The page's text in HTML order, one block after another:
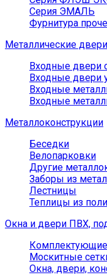
Серия ЭМАЛЬ
Фурнитура
Металлические двери
Входные двери
Входные двери
Входные
Входные
Металлоконструкции
Беседки
Велопарковки
Другие
Заборы из
Лестницы
Теплицы из
Окна и двери ПВХ,
Москитные
Окна, двери,